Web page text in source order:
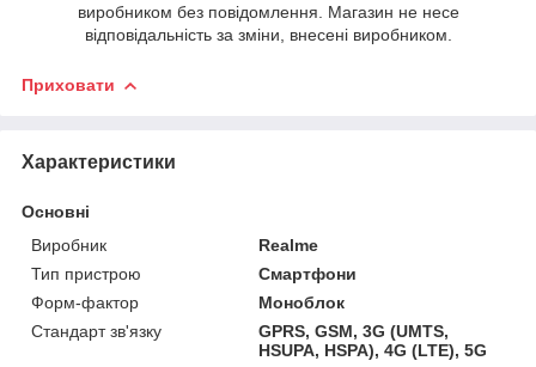
виробником без повідомлення. Магазин не несе
відповідальність за зміни, внесені виробником.
Приховати
Характеристики
Основні
Виробник
Realme
Тип пристрою
Смартфони
Форм-фактор
Моноблок
Стандарт зв'язку
GPRS, GSM, 3G (UMTS,
HSUPA, HSPA), 4G (LTE), 5G